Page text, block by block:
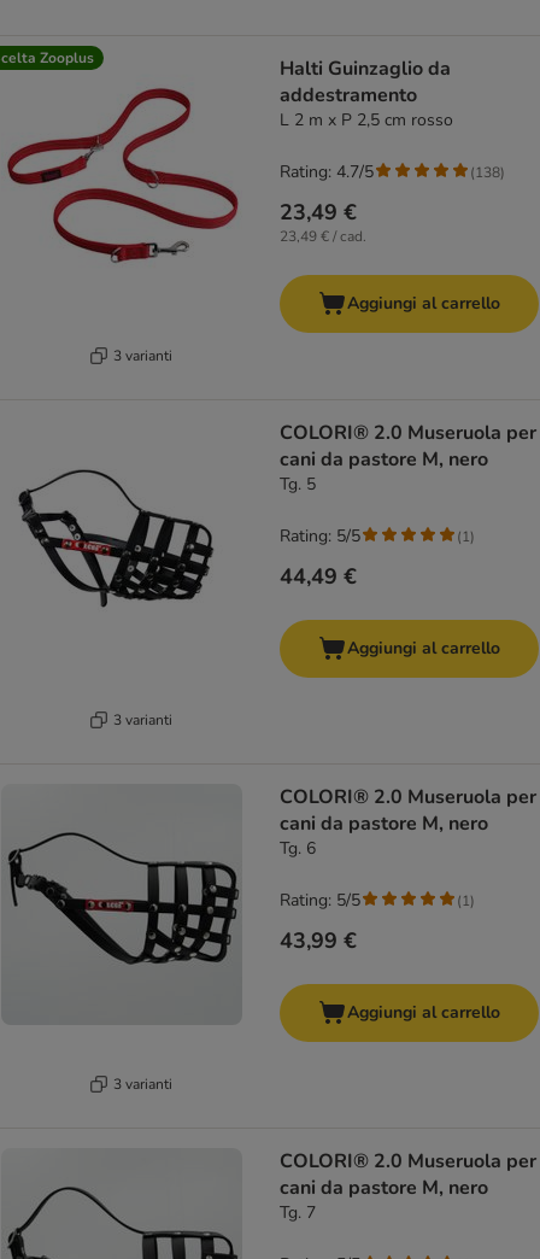
Zooplus
3 varianti
Halti Guinzaglio da
addestramento
L 2 m x P 2,5 cm rosso
23,49 €
23,49 € / cad.
Rating: 4.7/5 (138)
Aggiungi al carrello
3 varianti
COLORI® 2.0 Museruola per
cani da pastore M, nero
Tg. 5
44,49 €
Rating: 5/5 (1)
Aggiungi al carrello
3 varianti
COLORI® 2.0 Museruola per
cani da pastore M, nero
Tg. 6
43,99 €
Rating: 5/5 (1)
Aggiungi al carrello
COLORI® 2.0 Museruola per
cani da pastore M, nero
Tg. 7